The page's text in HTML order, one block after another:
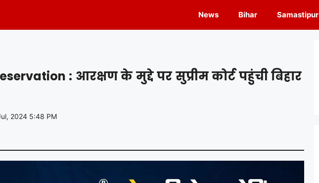
News Bihar Samastipur
: आरक्षण के मुद्दे पर सुप्रीम कोर्ट पहुंची बिहार
2024 5:48 PM